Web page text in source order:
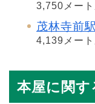
3,750メー
茂林寺前
4,139メー
本屋に関す